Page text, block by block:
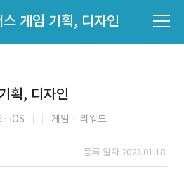
게임 기획, 디자인
획, 디자인
iOS 게임ㆍ리워드
등록 일자 2023.01.18.